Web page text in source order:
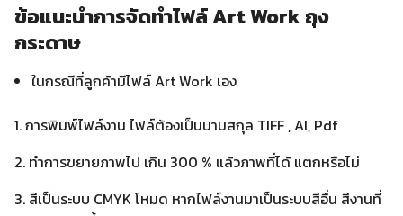
ข้อแนะนำการจัดทำไฟล์ Art Work ถุง
กระดาษ
ในกรณีที่ลูกค้ามีไฟล์ Art Work เอง
1. การพิมพ์ไฟล์งาน ไฟล์ต้องเป็นนามสกุล TIFF , AI, Pdf
2. ทำการขยายภาพไป เกิน 300 % แล้วภาพที่ได้ แตกหรือไม่
3. สีเป็นระบบ CMYK โหมด หากไฟล์งานมาเป็นระบบสีอื่น สีงานที่